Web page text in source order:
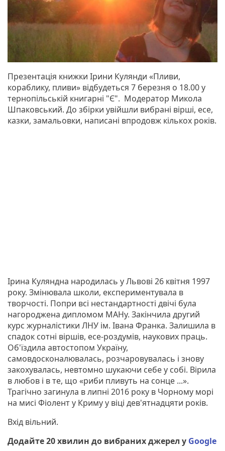
Презентація книжки Ірини Кулянди «Пливи,
кораблику, пливи» відбудеться 7 березня о 18.00 у
тернопільській книгарні "Є". Модератор Микола
Шпаковський. До збірки увійшли вибрані вірші, есе,
казки, замальовки, написані впродовж кількох років.
Ірина Куляндна народилась у Львові 26 квітня 1997
року. Змінювала школи, експериментувала в
творчості. Попри всі нестандартності двічі була
нагороджена дипломом МАНу. Закінчила другий
курс журналістики ЛНУ ім. Івана Франка. Залишила в
спадок сотні віршів, есе-роздумів, наукових праць.
Об'їздила автостопом Україну,
самовдосконалювалась, розчаровувалась і знову
закохувалась, невтомно шукаючи себе у собі. Вірила
в любов і в те, що «риби пливуть на сонце ...».
Трагічно загинула в липні 2016 року в Чорному морі
на мисі Фіолент у Криму у віці дев'ятнадцяти років.
Вхід вільний.
Додайте 20 хвилин до вибраних джерел у Google